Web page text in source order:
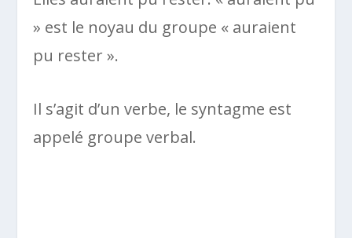
» est le noyau du groupe « auraient
pu rester ».
Il s’agit d’un verbe, le syntagme est
appelé groupe verbal.